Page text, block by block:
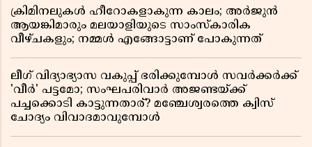
ക്രിമിനലുകൾ ഹീറോകളാകുന്ന കാലം; അർജുൻ
ആയങ്കിമാരും മലയാളിയുടെ സാംസ്കാരിക
വീഴ്ചകളും; നമ്മൾ എങ്ങോട്ടാണ് പോകുന്നത്
ലീഗ് വിദ്യാഭ്യാസ വകുപ്പ് ഭരിക്കുമ്പോൾ സവർക്കർക്ക്
'വീർ' പട്ടമോ; സംഘപരിവാർ അജണ്ടയ്ക്ക്
പച്ചക്കൊടി കാട്ടുന്നതാര്? മഞ്ചേശ്വരത്തെ ക്വിസ്
ചോദ്യം വിവാദമാവുമ്പോൾ